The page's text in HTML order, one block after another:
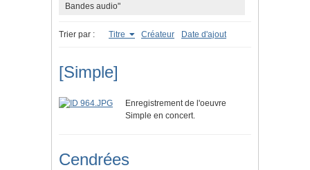
Bandes audio"
Trier par : Titre Créateur Date d'ajout
[Simple]
Enregistrement de l'oeuvre
Simple en concert.
Cendrées